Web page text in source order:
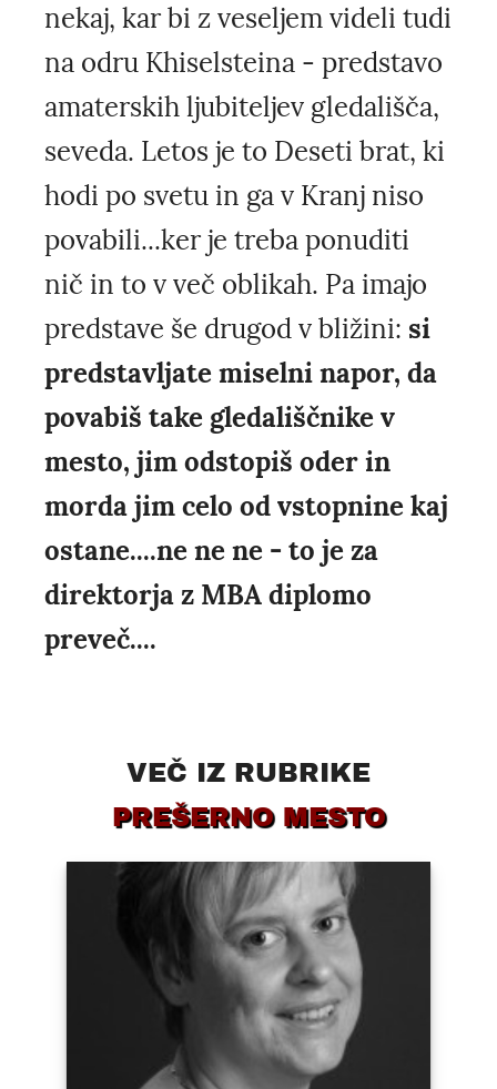
nekaj, kar bi z veseljem videli tudi
na odru Khiselsteina - predstavo
amaterskih ljubiteljev gledališča,
seveda. Letos je to Deseti brat, ki
hodi po svetu in ga v Kranj niso
povabili...ker je treba ponuditi
nič in to v več oblikah. Pa imajo
predstave še drugod v bližini: si
predstavljate miselni napor, da
povabiš take gledališčnike v
mesto, jim odstopiš oder in
morda jim celo od vstopnine kaj
ostane....ne ne ne - to je za
direktorja z MBA diplomo
preveč....
VEČ IZ RUBRIKE
PREŠERNO MESTO